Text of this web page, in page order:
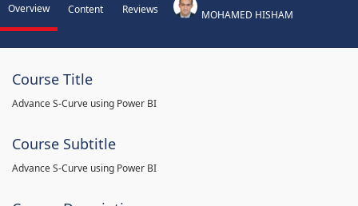
Overview Content Reviews MOHAMED HISHAM
Course Title
Advance S-Curve using Power BI
Course Subtitle
Advance S-Curve using Power BI